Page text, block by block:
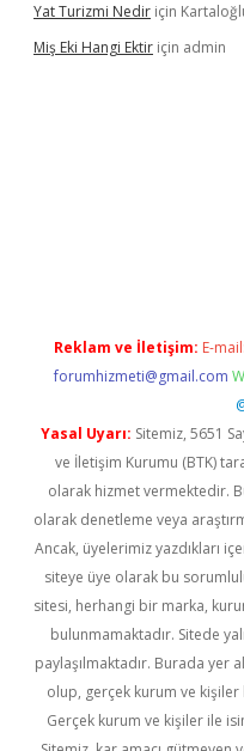
Yat Turizmi Nedir için
Miş Eki Hangi Ektir için admin
Reklam ve İletişim: E-mail:
forumhizmeti@gmail.com
Yasal Uyarı: Sitemiz, 5651
ve İletişim Kurumu (BTK)
olarak hizmet vermektedir.
olarak denetleme veya
Ancak, üyelerimiz yazdıkları
siteye üye olarak bu
sitesi, herhangi bir marka,
bulunmamaktadır. Sitede
paylaşılmaktadır. Burada yer
olup, gerçek kurum ve kişiler
Gerçek kurum ve kişiler ile